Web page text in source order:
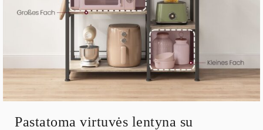
Pastatoma virtuvės lentyna su